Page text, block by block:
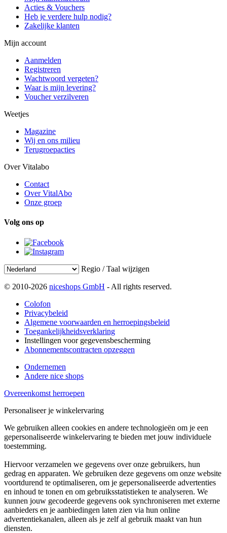
Acties & Vouchers
Heb je verdere hulp nodig?
Zakelijke klanten
Mijn account
Aanmelden
Registreren
Wachtwoord vergeten?
Waar is mijn levering?
Voucher verzilveren
Weetjes
Magazine
Wij en ons milieu
Terugroepacties
Over Vitalabo
Contact
Over VitalAbo
Onze groep
Volg ons op
Regio / Taal wijzigen
© 2010-2026 niceshops GmbH - All rights reserved.
Colofon
Privacybeleid
Algemene voorwaarden en herroepingsbeleid
Toegankelijkheidsverklaring
Instellingen voor gegevensbescherming
Abonnementscontracten opzeggen
Ondernemen
Andere nice shops
Overeenkomst herroepen
Personaliseer je winkelervaring
We gebruiken alleen cookies en andere technologieën om je een
gepersonaliseerde winkelervaring te bieden met jouw individuele
toestemming.
Hiervoor verzamelen we gegevens over onze gebruikers, hun
gedrag en apparaten. We gebruiken deze gegevens om onze website
voortdurend te optimaliseren, om je gepersonaliseerde advertenties
en inhoud te tonen en om gebruiksstatistieken te analyseren. We
kunnen jouw gecodeerde gegevens ook synchroniseren met externe
aanbieders en je aanbiedingen laten zien via hun online
advertentiekanalen, alleen als je zelf al gebruik maakt van hun
diensten.